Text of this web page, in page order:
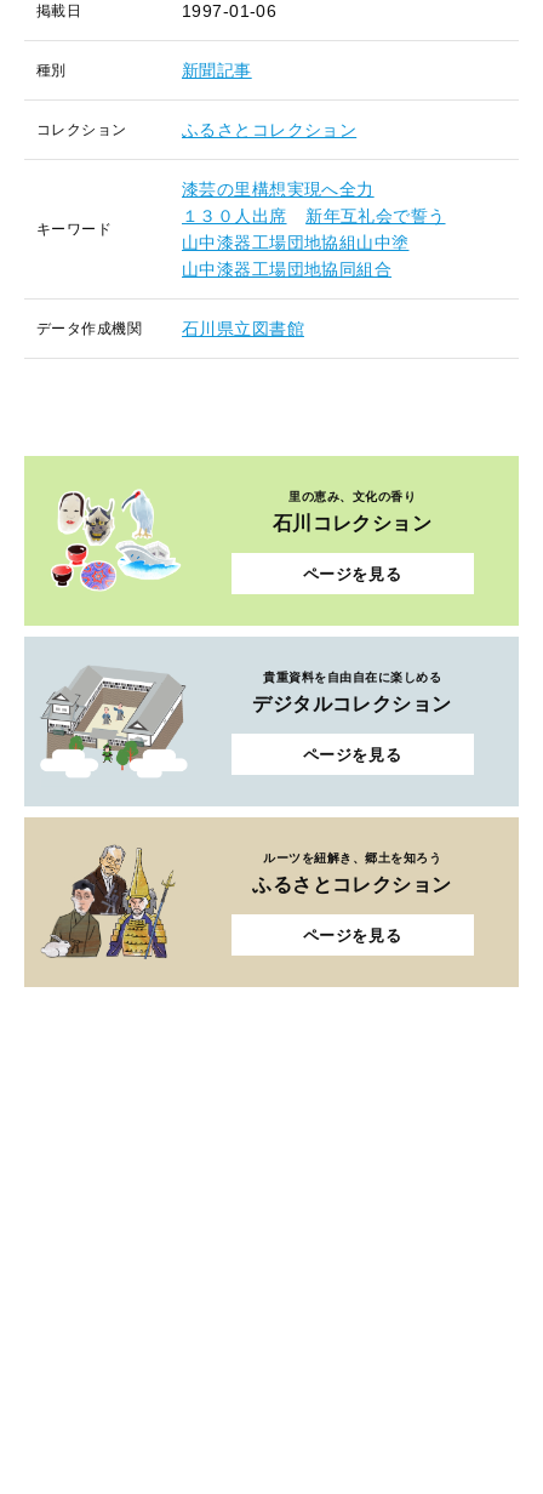
掲載日 1997-01-06
種別 新聞記事
コレクション ふるさとコレクション
キーワード
漆芸の里構想実現へ全力
１３０人出席
新年互礼会で誓う
山中漆器工場団地協組山中塗
山中漆器工場団地協同組合
データ作成機関 石川県立図書館
里の恵み、文化の香り
石川コレクション
ページを見る
貴重資料を自由自在に楽しめる
デジタルコレクション
ページを見る
ルーツを紐解き、郷土を知ろう
ふるさとコレクション
ページを見る